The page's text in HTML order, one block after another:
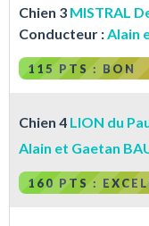
Chien 3 MISTRAL
Conducteur :Alain
115 PTS : BON
Chien 4 LION du
Alain et Gaetan
160 PTS :